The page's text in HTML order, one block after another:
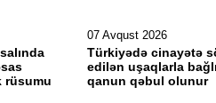
rüsumu
07 Avqust 2026
Türkiyədə cinayətə
edilən uşaqlarla
qanun qəbul olunur